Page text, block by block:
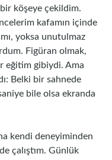
köşeye çekildim.
kafamın içinde
yoksa unutulmaz
Figüran olmak,
eğitim gibiydi. Ama
Belki bir sahnede
bile olsa ekranda
kendi deneyiminden
çalıştım. Günlük